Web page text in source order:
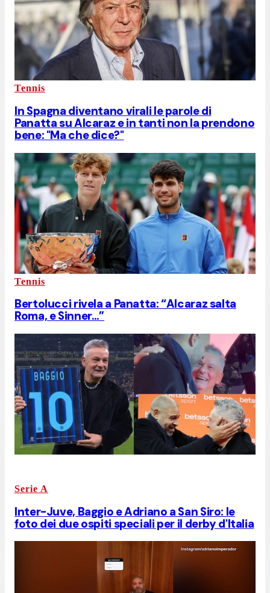
Tennis
In Spagna diventano virali le parole di
Panatta su Alcaraz e in tanti non la prendono
bene: "Ma che dice?"
Tennis
Bertolucci rivela a Panatta: “Alcaraz salta
Roma, e Sinner…”
Serie A
Inter-Juve, Baggio e Adriano a San Siro: le
foto dei due ospiti speciali per il derby d'Italia